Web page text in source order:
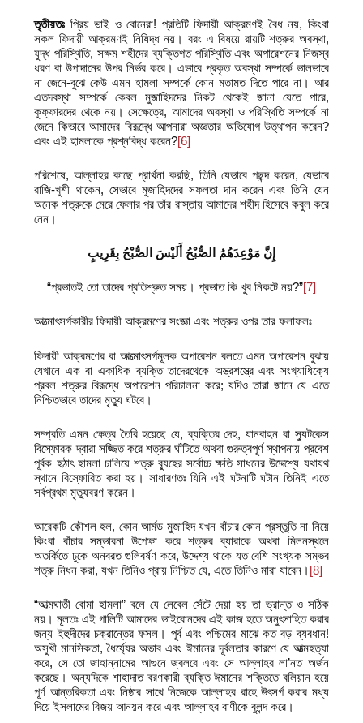
তৃতীয়তঃ প্রিয় ভাই ও বোনেরা! প্রতিটি ফিদায়ী আক্রমণই বৈধ নয়, কিংবা
সকল ফিদায়ী আক্রমণই নিষিদ্ধ নয়। বরং এ বিষয়ে রায়টি শত্রুর অবস্থা,
যুদ্ধ পরিস্থিতি, সক্ষম শহীদের ব্যক্তিগত পরিস্থিতি এবং অপারেশনের নিজস্ব
ধরণ বা উপাদানের উপর নির্ভর করে। এভাবে প্রকৃত অবস্থা সম্পর্কে ভালভাবে
না জেনে-বুঝে কেউ এমন হামলা সম্পর্কে কোন মতামত দিতে পারে না। আর
এতদবস্থা সম্পর্কে কেবল মুজাহিদদের নিকট থেকেই জানা যেতে পারে,
কুফ্‌ফারদের থেকে নয়। সেক্ষেত্রে, আমাদের অবস্থা ও পরিস্থিতি সম্পর্কে না
জেনে কিভাবে আমাদের বিরূদ্ধে আপনারা অজ্ঞতার অভিযোগ উত্থাপন করেন?
এবং এই হামলাকে প্রশ্নবিদ্ধ করেন?[6]
পরিশেষে, আল্লাহর কাছে প্রার্থনা করছি, তিনি যেভাবে পছন্দ করেন, যেভাবে
রাজি-খুশী থাকেন, সেভাবে মুজাহিদদের সফলতা দান করেন এবং তিনি যেন
অনেক শত্রুকে মেরে ফেলার পর তাঁর রাস্তায় আমাদের শহীদ হিসেবে কবুল করে
নেন।
إِنَّ مَوْعِدَهُمُ الصُّبْحُ أَلَيْسَ الصُّبْحُ بِقَرِيبٍ
“প্রভাতই তো তাদের প্রতিশ্রুত সময়। প্রভাত কি খুব নিকটে নয়?”[7]
আত্মোৎসর্গকারীর ফিদায়ী আক্রমণের সংজ্ঞা এবং শত্রুর ওপর তার ফলাফলঃ
ফিদায়ী আক্রমণের বা আত্মোৎসর্গমূলক অপারেশন বলতে এমন অপারেশন বুঝায়
যেখানে এক বা একাধিক ব্যক্তি তাদেরথেকে অস্ত্রশস্ত্রে এবং সংখ্যাধিক্যে
প্রবল শত্রুর বিরূদ্ধে অপারেশন পরিচালনা করে; যদিও তারা জানে যে এতে
নিশ্চিতভাবে তাদের মৃত্যু ঘটবে।
সম্প্রতি এমন ক্ষেত্র তৈরি হয়েছে যে, ব্যক্তির দেহ, যানবাহন বা স্যুটকেস
বিস্ফোরক দ্বারা সজ্জিত করে শত্রুর ঘাঁটিতে অথবা গুরুত্বপূর্ণ স্থাপনায় প্রবেশ
পূর্বক হঠাৎ হামলা চালিয়ে শত্রু ব্যুহের সর্বোচ্চ ক্ষতি সাধনের উদ্দেশ্যে যথাযথ
স্থানে বিস্ফোরিত করা হয়। সাধারণতঃ যিনি এই ঘটনাটি ঘটান তিনিই এতে
সর্বপ্রথম মৃত্যুবরণ করেন।
আরেকটি কৌশল হল, কোন আর্মড মুজাহিদ যখন বাঁচার কোন প্রস্তুতি না নিয়ে
কিংবা বাঁচার সম্ভাবনা উপেক্ষা করে শত্রুর ব্যারাকে অথবা মিলনস্থলে
অতর্কিতে ঢুকে অনবরত গুলিবর্ষণ করে, উদ্দেশ্য থাকে যত বেশি সংখ্যক সম্ভব
শত্রু নিধন করা, যখন তিনিও প্রায় নিশ্চিত যে, এতে তিনিও মারা যাবেন। [8]
“আত্মঘাতী বোমা হামলা” বলে যে লেবেল সেঁটে দেয়া হয় তা ভ্রান্ত ও সঠিক
নয়। মূলতঃ এই গালিটি আমাদের ভাইবোনদের এই কাজ হতে অনুৎসাহিত করার
জন্য ইহুদীদের চক্রান্তের ফসল। পূর্ব এবং পশ্চিমের মাঝে কত বড় ব্যবধান!
অসুখী মানসিকতা, ধৈর্য্যের অভাব এবং ঈমানের দূর্বলতার কারণে যে আত্মহত্যা
করে, সে তো জাহান্নামের আগুনে জ্বলবে এবং সে আল্লাহর লা’নত অর্জন
করেছে। অন্যদিকে শাহাদাত বরণকারী ব্যক্তি ঈমানের শক্তিতে বলিয়ান হয়ে
পূর্ণ আন্তরিকতা এবং নিষ্ঠার সাথে নিজেকে আল্লাহর রাহে উৎসর্গ করার মধ্য
দিয়ে ইসলামের বিজয় আনয়ন করে এবং আল্লাহর বাণীকে বুলন্দ করে।